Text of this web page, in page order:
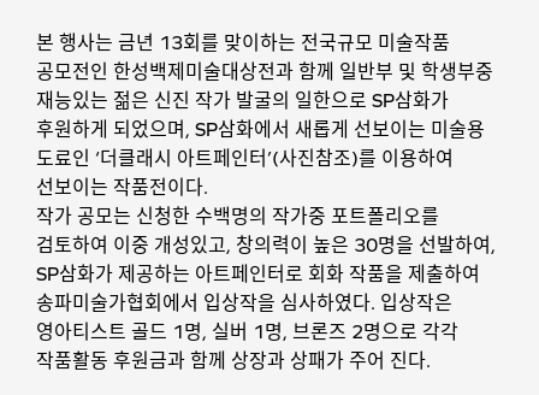
본 행사는 금년 13회를 맞이하는 전국규모 미술작품
공모전인 한성백제미술대상전과 함께 일반부 및 학생부중
재능있는 젊은 신진 작가 발굴의 일한으로 SP삼화가
후원하게 되었으며, SP삼화에서 새롭게 선보이는 미술용
도료인 ‘더클래시 아트페인터’(사진참조)를 이용하여
선보이는 작품전이다.
작가 공모는 신청한 수백명의 작가중 포트폴리오를
검토하여 이중 개성있고, 창의력이 높은 30명을 선발하여,
SP삼화가 제공하는 아트페인터로 회화 작품을 제출하여
송파미술가협회에서 입상작을 심사하였다. 입상작은
영아티스트 골드 1명, 실버 1명, 브론즈 2명으로 각각
작품활동 후원금과 함께 상장과 상패가 주어 진다.